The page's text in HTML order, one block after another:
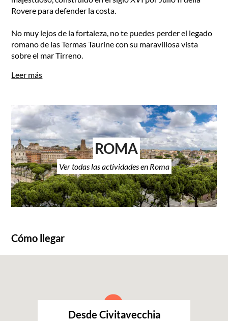
Rovere para defender la costa.
No muy lejos de la fortaleza, no te puedes perder el legado
romano de las Termas Taurine con su maravillosa vista
sobre el mar Tirreno.
Leer más
ROMA
Ver todas las actividades en Roma
Cómo llegar
Desde Civitavecchia